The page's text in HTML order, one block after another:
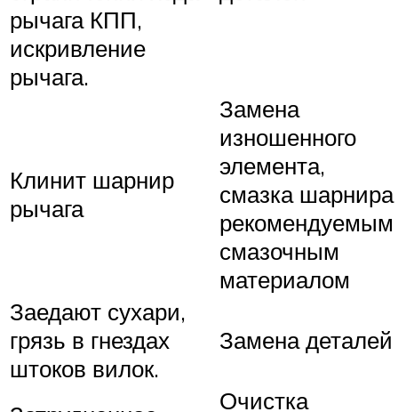
рычага КПП,
искривление
рычага.
Клинит шарнир
рычага
Замена
изношенного
элемента,
смазка шарнира
рекомендуемым
смазочным
материалом
Заедают сухари,
грязь в гнездах
штоков вилок.
Замена деталей
Очистка